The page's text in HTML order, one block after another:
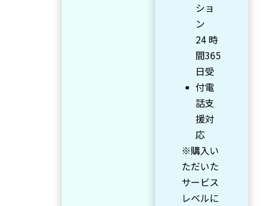
ショ
ン
24 時
間365
日受
付電
話支
援対
応
※購入い
ただいた
サービス
レベルに